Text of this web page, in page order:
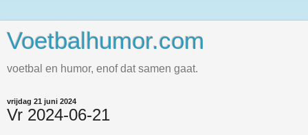
Voetbalhumor.com
voetbal en humor, enof dat samen gaat.
vrijdag 21 juni 2024
Vr 2024-06-21